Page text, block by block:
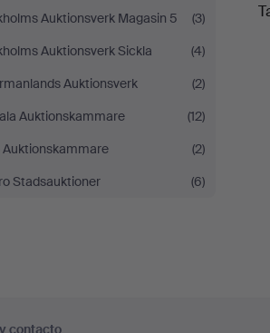
Auktionsverk Magasin 5
(3)
Auktionsverk Sickla
(4)
Auktionsverk
(2)
Auktionskammare
(12)
Auktionskammare
(2)
Stadsauktioner
(6)
contacto